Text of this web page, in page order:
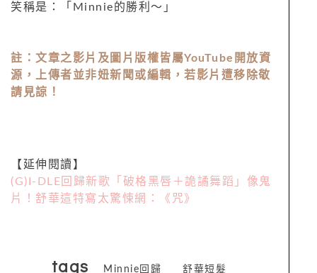
笑稱是：「Minnie的勝利～」
註：文章之影片及圖片版權皆屬YouTube 開放資
源，上傳者並非妞新聞或編輯，若影片遭移除敬
請見諒！
【延伸閱讀】
(G)I-DLE回歸新歌「破格黑唇＋詭譎舞蹈」像鬼
片！舒華這特寫太驚悚網：《咒》
tags Minnie回歸
舒華短髮